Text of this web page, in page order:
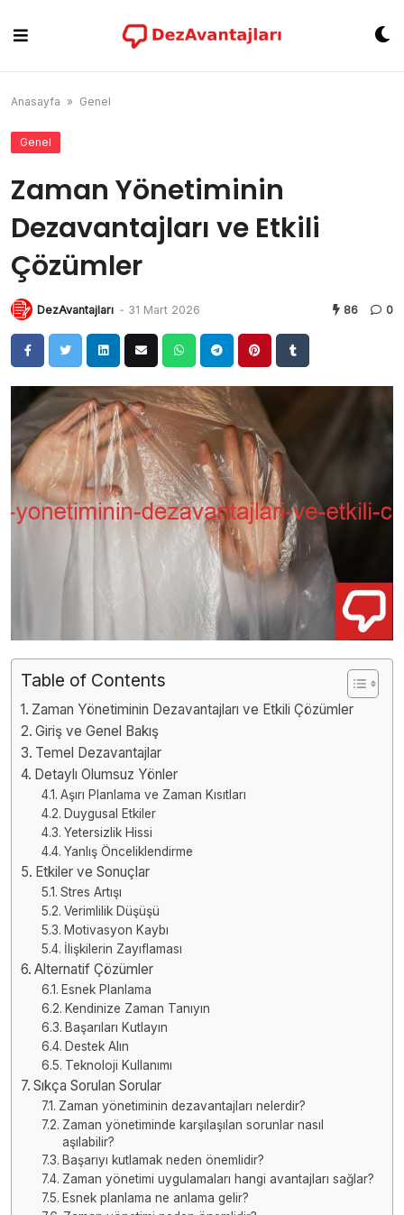
content
Anasayfa » Genel
Genel
Zaman Yönetiminin
Dezavantajları ve Etkili
Çözümler
DezAvantajları - 31 Mart 2026 86 0
Table of Contents
Zaman Yönetiminin Dezavantajları ve Etkili Çözümler
Giriş ve Genel Bakış
Temel Dezavantajlar
Detaylı Olumsuz Yönler
Aşırı Planlama ve Zaman Kısıtları
Duygusal Etkiler
Yetersizlik Hissi
Yanlış Önceliklendirme
Etkiler ve Sonuçlar
Stres Artışı
Verimlilik Düşüşü
Motivasyon Kaybı
İlişkilerin Zayıflaması
Alternatif Çözümler
Esnek Planlama
Kendinize Zaman Tanıyın
Başarıları Kutlayın
Destek Alın
Teknoloji Kullanımı
Sıkça Sorulan Sorular
Zaman yönetiminin dezavantajları nelerdir?
Zaman yönetiminde karşılaşılan sorunlar nasıl
aşılabilir?
Başarıyı kutlamak neden önemlidir?
Zaman yönetimi uygulamaları hangi avantajları sağlar?
Esnek planlama ne anlama gelir?